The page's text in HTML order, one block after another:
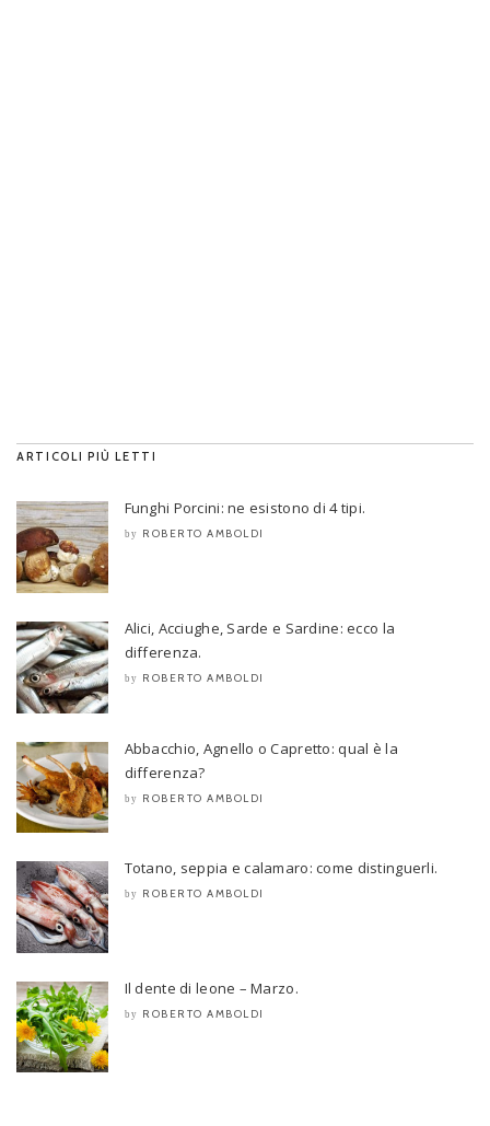
ARTICOLI PIÙ LETTI
Funghi Porcini: ne esistono di 4 tipi.
by ROBERTO AMBOLDI
Alici, Acciughe, Sarde e Sardine: ecco la
differenza.
by ROBERTO AMBOLDI
Abbacchio, Agnello o Capretto: qual è la
differenza?
by ROBERTO AMBOLDI
Totano, seppia e calamaro: come distinguerli.
by ROBERTO AMBOLDI
Il dente di leone – Marzo.
by ROBERTO AMBOLDI